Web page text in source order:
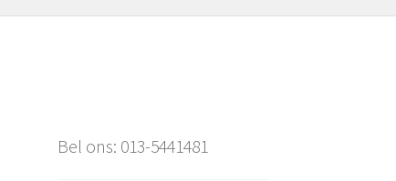
Bel ons: 013-5441481